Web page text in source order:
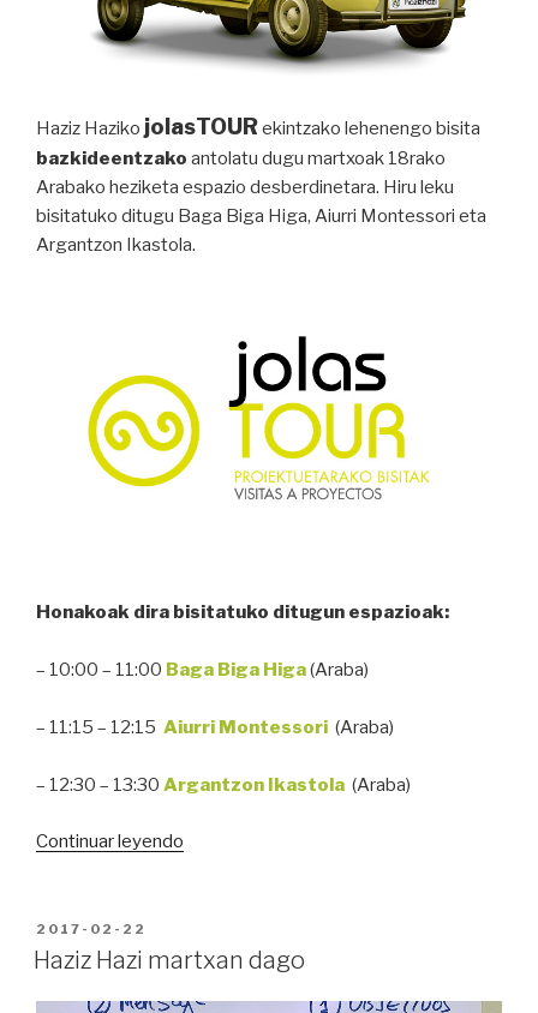
Haziz Haziko jolasTOURekintzako lehenengo bisita
bazkideentzako antolatu dugu martxoak 18rako
Arabako heziketa espazio desberdinetara. Hiru leku
bisitatuko ditugu Baga Biga Higa, Aiurri Montessori eta
Argantzon Ikastola.
Honakoak dira bisitatuko ditugun espazioak:
– 10:00 – 11:00 Baga Biga Higa(Araba)
– 11:15 – 12:15 Aiurri Montessori (Araba)
– 12:30 – 13:30 Argantzon Ikastola (Araba)
Continuar leyendo
18an”
PUBLICADO
EN
2017-02-22
Haziz Hazi martxan dago